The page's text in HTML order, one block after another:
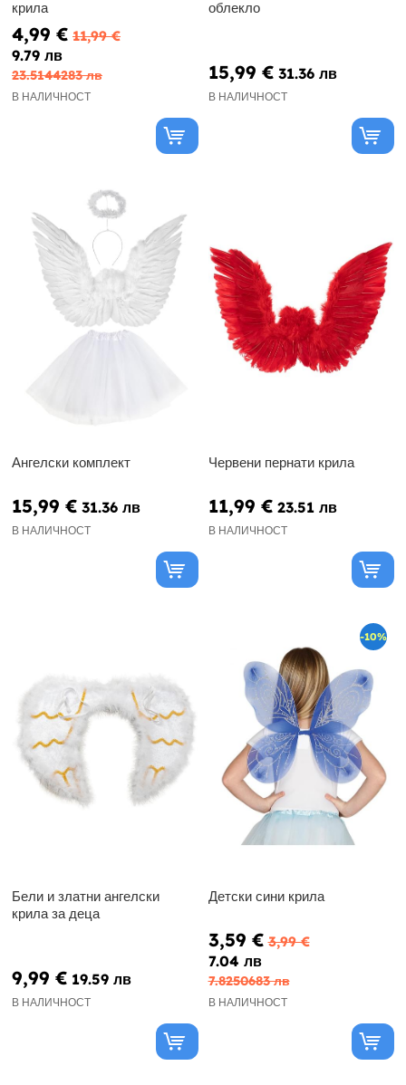
крила
4,99 € 11,99 €
9.79 лв
23.5144283 лв
В НАЛИЧНОСТ
облекло
15,99 € 31.36 лв
В НАЛИЧНОСТ
Ангелски комплект
15,99 € 31.36 лв
В НАЛИЧНОСТ
Червени пернати крила
11,99 € 23.51 лв
В НАЛИЧНОСТ
Бели и златни ангелски
крила за деца
9,99 € 19.59 лв
В НАЛИЧНОСТ
-10%
Детски сини крила
3,59 € 3,99 €
7.04 лв
7.8250683 лв
В НАЛИЧНОСТ